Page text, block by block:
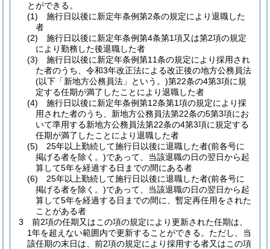
とができる。
(1)
施行日以後に新定年条例第2条の規定により退職した
者
(2)
施行日以後に新定年条例第4条第1項又は第2項の規定
により勤務した後退職した者
(3)
施行日以後に新定年条例第11条の規定により採用され
た者のうち、令和3年改正法による改正後の地方公務員法
(以下「新地方公務員法」という。)第22条の4第3項に規
定する任期が満了したことにより退職した者
(4)
施行日以後に新定年条例第12条第1項の規定により採
用された者のうち、新地方公務員法第22条の5第3項にお
いて準用する新地方公務員法第22条の4第3項に規定する
任期が満了したことにより退職した者
(5)
25年以上勤続して施行日以後に退職した者(前各号に
掲げる者を除く。)であって、当該退職の日の翌日から起
算して5年を経過する日までの間にある者
(6)
25年以上勤続して施行日以後に退職した者(前各号に
掲げる者を除く。)であって、当該退職の日の翌日から起
算して5年を経過する日までの間に、暫定再任用をされた
ことがある者
3
前2項の任期又はこの項の規定により更新された任期は、
1年を超えない範囲内で更新することができる。 ただし、当
該任期の末日は、前2項の規定により採用する者又はこの項